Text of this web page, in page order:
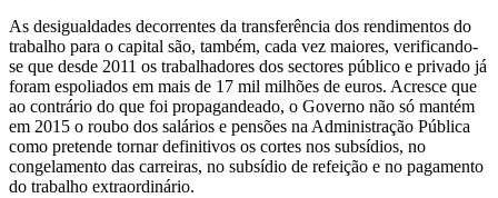
As desigualdades decorrentes da transferência dos rendimentos do
trabalho para o capital são, também, cada vez maiores, verificando-
se que desde 2011 os trabalhadores dos sectores público e privado já
foram espoliados em mais de 17 mil milhões de euros. Acresce que
ao contrário do que foi propagandeado, o Governo não só mantém
em 2015 o roubo dos salários e pensões na Administração Pública
como pretende tornar definitivos os cortes nos subsídios, no
congelamento das carreiras, no subsídio de refeição e no pagamento
do trabalho extraordinário.